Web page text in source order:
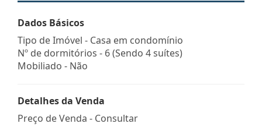
Dados Básicos
Tipo de Imóvel - Casa em condomínio
Nº de dormitórios - 6 (Sendo 4 suítes)
Mobiliado - Não
Detalhes da Venda
Preço de Venda - Consultar